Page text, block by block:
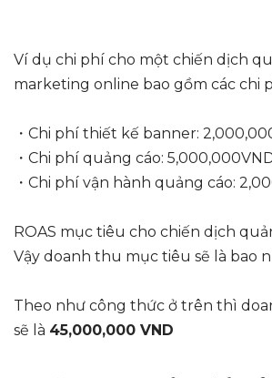
Ví dụ chi phí cho một chiến dịch
marketing online bao gồm các chi
・Chi phí thiết kế banner:
・Chi phí quảng cáo:
・Chi phí vận hành quảng cáo:
ROAS mục tiêu cho chiến dịch
Vậy doanh thu mục tiêu sẽ là bao
Theo như công thức ở trên thì
sẽ là 45,000,000 VND